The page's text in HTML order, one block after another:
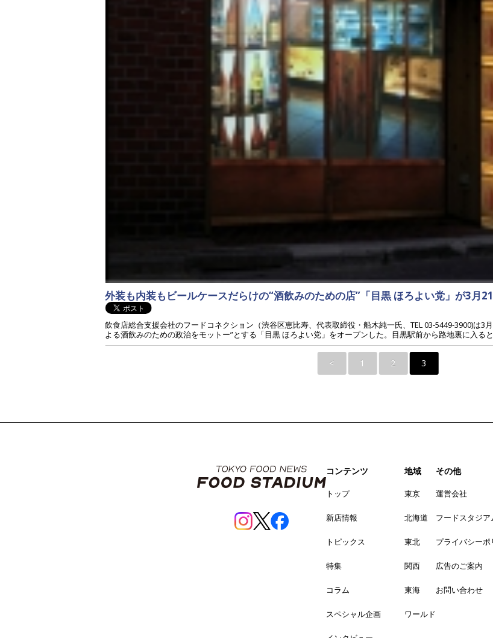
外装も内装もビールケースだらけの“酒飲みのための店”「目黒 ほろよい党」が3月
飲食店総合支援会社のフードコネクション（渋谷区恵比寿、代表取締役・船木純一氏、TEL 03-5449-3900)は3
よる酒飲みのための政治をモットー”とする「目黒 ほろよい党」をオープンした。目黒駅前から路地裏に入る
< 1 2 3
コンテンツ
トップ
新店情報
トピックス
特集
コラム
スペシャル企画
地域
東京
北海道
東北
関西
東海
ワールド
その他
運営会社
フードスタジア
プライバシーポ
広告のご案内
お問い合わせ